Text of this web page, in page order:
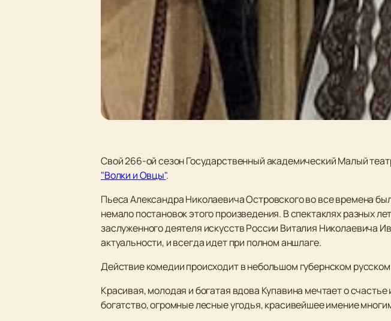
Свой 266-ой сезон Государственный академический Малый
"Волки и Овцы".
Пьеса Александра Николаевича Островского во все времена
немало постановок этого произведения. В спектаклях разных
заслуженного деятеля искусств России Виталия Николаевича
актуальности, и всегда идет при полном аншлаге.
Действие комедии происходит в небольшом губернском
Красивая, молодая и богатая вдова Купавина мечтает о
богатство, огромные лесные угодья, красивейшее имение